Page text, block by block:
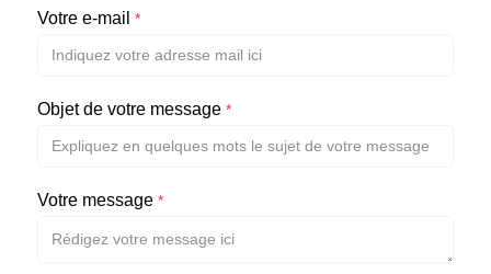
Votre e-mail*
Objet de votre message*
Votre message*